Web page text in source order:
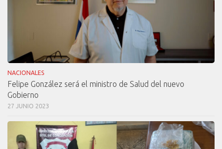
NACIONALES
Felipe González será el ministro de Salud del nuevo
Gobierno
27 JUNIO 2023